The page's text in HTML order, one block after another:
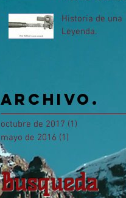
Historia de una
Leyenda.
Archivo.
octubre de 2017 (1)
mayo de 2016 (1)
Busqueda